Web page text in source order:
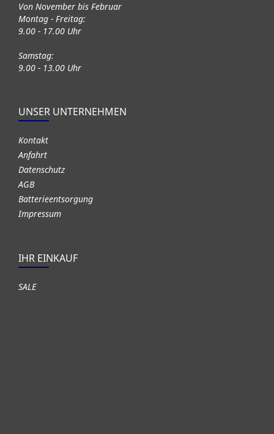
Von November bis Februar
Montag - Freitag:
9.00 - 17.00 Uhr
Samstag:
9.00 - 13.00 Uhr
UNSER UNTERNEHMEN
Kontakt
Anfahrt
Datenschutz
AGB
Batterieentsorgung
Impressum
IHR EINKAUF
SALE